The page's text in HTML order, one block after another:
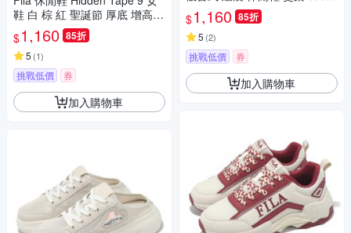
鞋 白 棕 紅 聖誕節 厚底 增高
老爹鞋 斐樂 5J929Y726
$1,160 85折
5 (1)
挑戰低價 券
加入購物車
6Z115
$1,160 85折
5 (2)
挑戰低價 券
加入購物車